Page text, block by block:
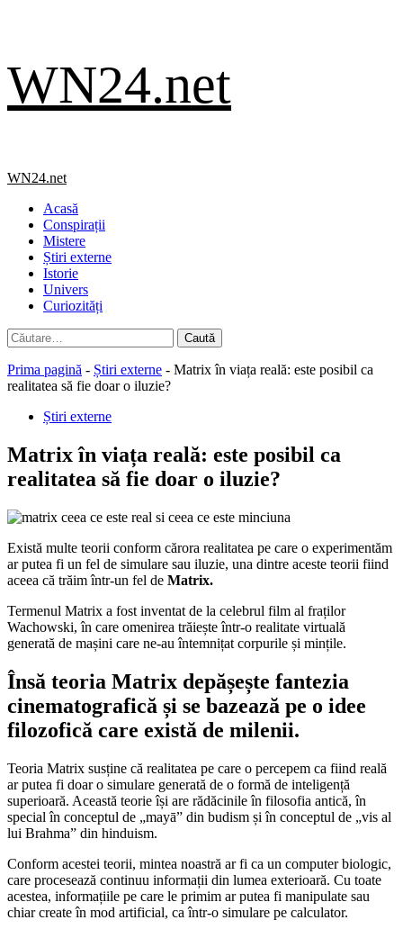
to
content
WN24.net
Primary
WN24.net
Acasă
Conspirații
Mistere
Știri externe
Istorie
Univers
Curiozități
Caută
după:
Prima pagină - Știri externe - Matrix în viața reală: este posibil ca
realitatea să fie doar o iluzie?
Știri externe
Matrix în viața reală: este posibil ca
realitatea să fie doar o iluzie?
Există multe teorii conform cărora realitatea pe care o experimentăm
ar putea fi un fel de simulare sau iluzie, una dintre aceste teorii fiind
aceea că trăim într-un fel de Matrix.
Termenul Matrix a fost inventat de la celebrul film al fraților
Wachowski, în care omenirea trăiește într-o realitate virtuală
generată de mașini care ne-au întemnițat corpurile și mințile.
Însă teoria Matrix depășește fantezia
cinematografică și se bazează pe o idee
filozofică care există de milenii.
Teoria Matrix susține că realitatea pe care o percepem ca fiind reală
ar putea fi doar o simulare generată de o formă de inteligență
superioară. Această teorie își are rădăcinile în filosofia antică, în
special în conceptul de „mayā” din budism și în conceptul de „vis al
lui Brahma” din hinduism.
Conform acestei teorii, mintea noastră ar fi ca un computer biologic,
care procesează continuu informații din lumea exterioară. Cu toate
acestea, informațiile pe care le primim ar putea fi manipulate sau
chiar create în mod artificial, ca într-o simulare pe calculator.